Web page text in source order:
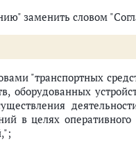
заменить словом
"транспортных
оборудованных
в целях